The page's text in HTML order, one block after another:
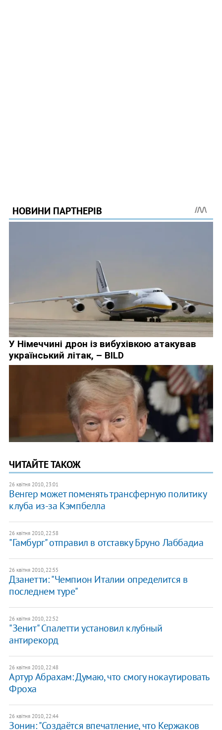
ЧИТАЙТЕ ТАКОЖ
26 квітня 2010, 23:01
Венгер может поменять трансферную политику
клуба из-за Кэмпбелла
26 квітня 2010, 22:58
"Гамбург" отправил в отставку Бруно Лаббадиа
26 квітня 2010, 22:55
Дзанетти: "Чемпион Италии определится в
последнем туре"
26 квітня 2010, 22:52
"Зенит" Спалетти установил клубный
антирекорд
26 квітня 2010, 22:48
Артур Абрахам: Думаю, что смогу нокаутировать
Фроха
26 квітня 2010, 22:44
Зонин: "Создаётся впечатление, что Кержаков